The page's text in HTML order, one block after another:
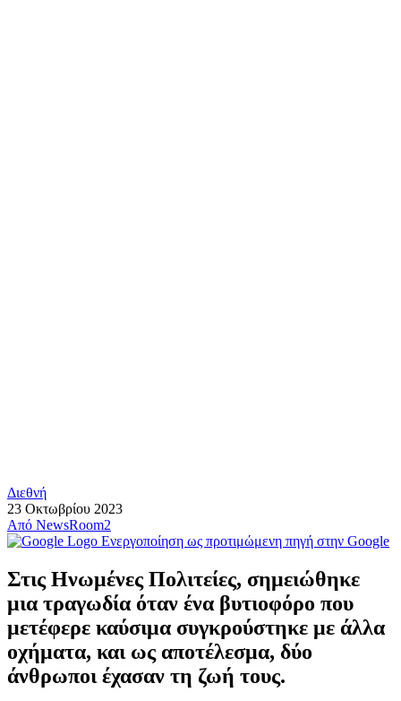
Διεθνή
23 Οκτωβρίου 2023
Από NewsRoom2
Ενεργοποίηση ως προτιμώμενη πηγή στην Google
Στις Ηνωμένες Πολιτείες, σημειώθηκε
μια τραγωδία όταν ένα βυτιοφόρο που
μετέφερε καύσιμα συγκρούστηκε με άλλα
οχήματα, και ως αποτέλεσμα, δύο
άνθρωποι έχασαν τη ζωή τους.